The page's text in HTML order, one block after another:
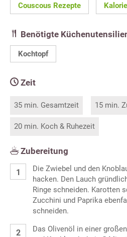
Couscous Rezepte
Benötigte
Kochtopf
Zeit
35 min. Gesamtzeit 15 min.
20 min. Koch & Ruhezeit
Zubereitung
Die Zwiebel und den
hacken. Den Lauch
Ringe schneiden. Karotten
Zucchini und Paprika
schneiden.
Das Olivenöl in einer